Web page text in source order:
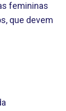
femininas
que devem